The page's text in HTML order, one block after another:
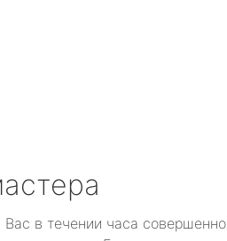
в течении часа совершенно